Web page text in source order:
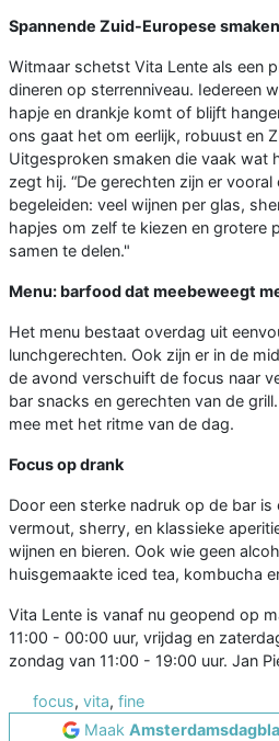
Spannende Zuid-Europese smaken
Witmaar schetst Vita Lente als een
dineren op sterrenniveau. Iedereen
hapje en drankje komt of blijft
ons gaat het om eerlijk, robuust en
Uitgesproken smaken die vaak wat
zegt hij. “De gerechten zijn er
begeleiden: veel wijnen per glas,
hapjes om zelf te kiezen en grotere
samen te delen."
Menu: barfood dat meebeweegt
Het menu bestaat overdag uit
lunchgerechten. Ook zijn er in de
de avond verschuift de focus naar
bar snacks en gerechten van de
mee met het ritme van de dag.
Focus op drank
Door een sterke nadruk op de bar is
vermout, sherry, en klassieke
wijnen en bieren. Ook wie geen
huisgemaakte iced tea, kombucha
Vita Lente is vanaf nu geopend op
11:00 - 00:00 uur, vrijdag en
zondag van 11:00 - 19:00 uur. Jan
focus, vita, fine
Maak